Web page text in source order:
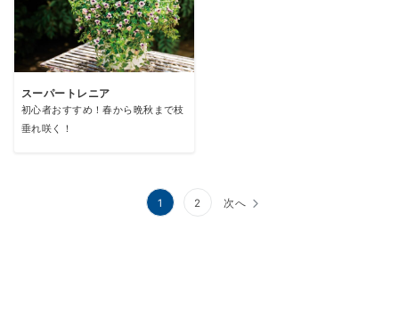
スーパートレニア
初心者おすすめ！春から晩秋まで枝
垂れ咲く！
1 2 次へ